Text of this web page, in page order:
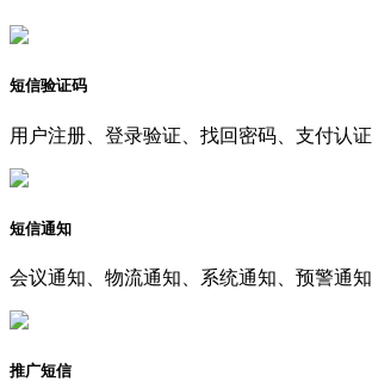
短信验证码
用户注册、登录验证、找回密码、支付认证
短信通知
会议通知、物流通知、系统通知、预警通知
推广短信